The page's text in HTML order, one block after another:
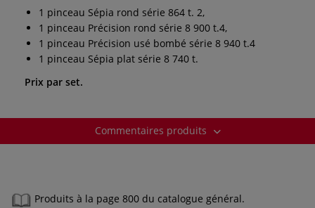
1 pinceau Sépia rond série 864 t. 2,
1 pinceau Précision rond série 8 900 t.4,
1 pinceau Précision usé bombé série 8 940 t.4
1 pinceau Sépia plat série 8 740 t.
Prix par set.
Commentaires produits
Produits à la page 800 du catalogue général.